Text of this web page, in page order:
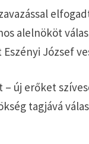
alelnököt
József
– új erőket
tagjává